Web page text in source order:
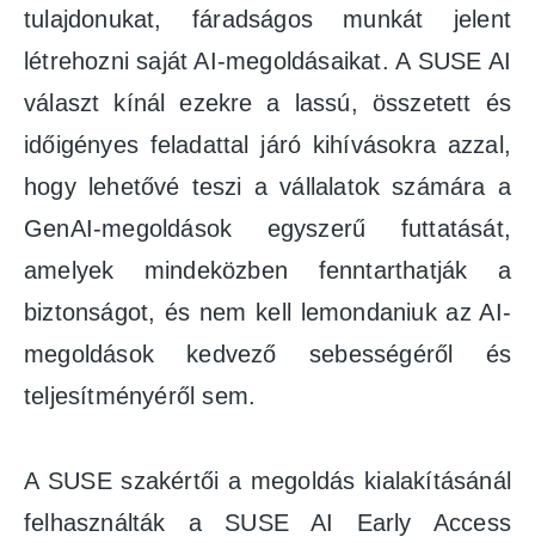
tulajdonukat, fáradságos munkát jelent
létrehozni saját AI-megoldásaikat. A SUSE AI
választ kínál ezekre a lassú, összetett és
időigényes feladattal járó kihívásokra azzal,
hogy lehetővé teszi a vállalatok számára a
GenAI-megoldások egyszerű futtatását,
amelyek mindeközben fenntarthatják a
biztonságot, és nem kell lemondaniuk az AI-
megoldások kedvező sebességéről és
teljesítményéről sem.
A SUSE szakértői a megoldás kialakításánál
felhasználták a SUSE AI Early Access